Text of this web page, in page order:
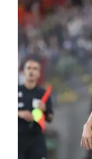
Đặt báo
Tổng biên tập:
Phó tổng biên
Phó tổng biên
Phó tổng biên
Tổng thư ký tòa
Giấy phép xuất
© 2003-2026
chép dưới mọi
bản. Phát triển